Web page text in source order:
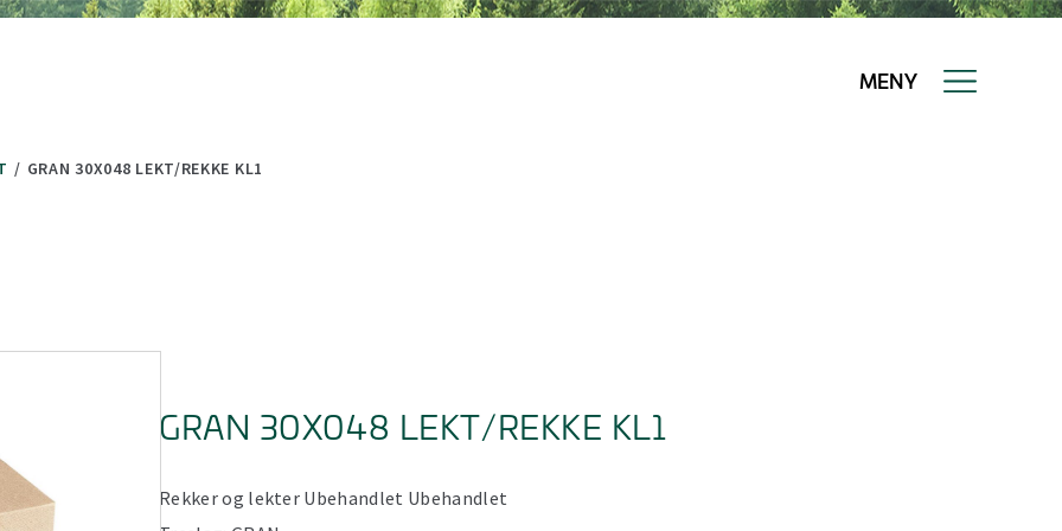
for å forminske.
MENY
/ GRAN 30X048 LEKT/REKKE KL1
GRAN 30X048 LEKT/REKKE KL1
Rekker og lekter Ubehandlet Ubehandlet